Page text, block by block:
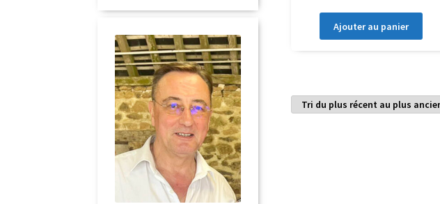
Ajouter au panier